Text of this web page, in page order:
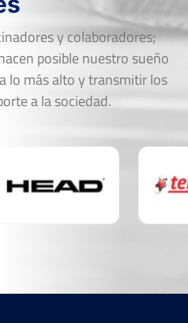
y colaboradores;
posible nuestro sueño
lo más alto y transmitir los
a la sociedad.